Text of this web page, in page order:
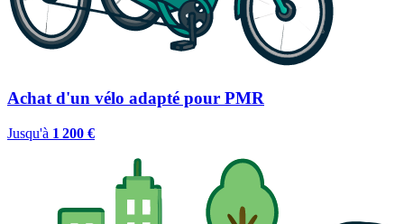
Achat d'un vélo adapté pour PMR
Jusqu'à 1 200 €